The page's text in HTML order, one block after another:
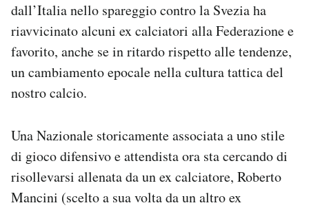
Hai bisogno di aiuto?
Esci
dall’Italia nello spareggio contro la Svezia ha
riavvicinato alcuni ex calciatori alla Federazione e
favorito, anche se in ritardo rispetto alle tendenze,
un cambiamento epocale nella cultura tattica del
nostro calcio.
Una Nazionale storicamente associata a uno stile
di gioco difensivo e attendista ora sta cercando di
risollevarsi allenata da un ex calciatore, Roberto
Mancini (scelto a sua volta da un altro ex